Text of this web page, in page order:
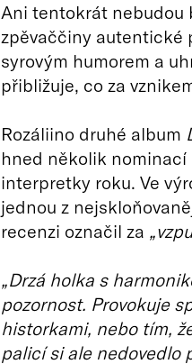
Ani tentokrát
zpěvaččiny autentické
syrovým humorem a
přibližuje, co za
Rozáliino druhé album
hned několik
interpretky roku. Ve
jednou z
recenzi označil za
„Drzá holka s
pozornost. Provokuje
historkami, nebo tím,
palicí si ale nedovedlo